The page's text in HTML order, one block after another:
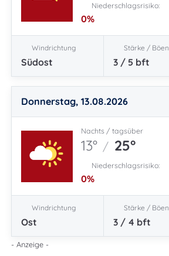
Niederschlagsrisiko:
0%
Windrichtung
Südost
Stärke / Böen
3 / 5 bft
Donnerstag, 13.08.2026
Nachts / tagsüber
13° / 25°
Niederschlagsrisiko:
0%
Windrichtung
Ost
Stärke / Böen
3 / 4 bft
- Anzeige -